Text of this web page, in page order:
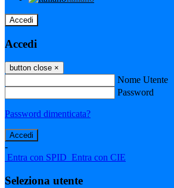
Accedi
Accedi
button close ×
Nome Utente
Password
Password dimenticata?
-
Entra con SPID Entra con CIE
Seleziona utente